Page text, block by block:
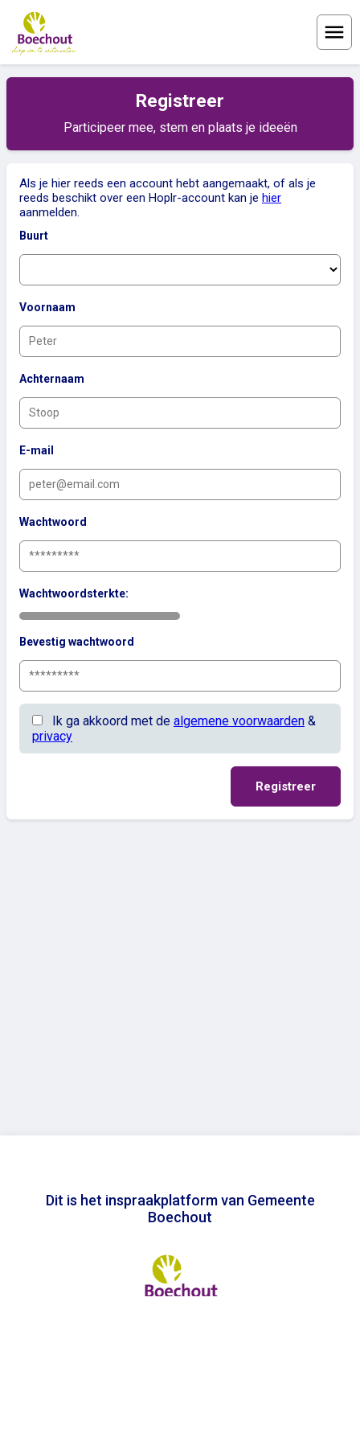
Registreer
Participeer mee, stem en plaats je ideeën
Als je hier reeds een account hebt aangemaakt, of als je
reeds beschikt over een Hoplr-account kan je hier
aanmelden.
Buurt
Voornaam
Achternaam
E-mail
Wachtwoord
Wachtwoordsterkte:
Bevestig wachtwoord
Ik ga akkoord met de algemene voorwaarden &
privacy
Registreer
Dit is het inspraakplatform van Gemeente
Boechout